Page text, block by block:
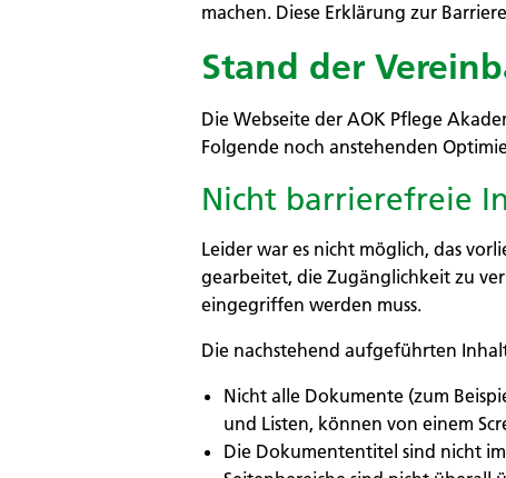
machen. Diese Erklärung zur
Stand der
Die Webseite der AOK Pflege
Folgende noch anstehenden
Nicht barrierefreie
Leider war es nicht möglich, das
gearbeitet, die Zugänglichkeit zu
eingegriffen werden muss.
Die nachstehend aufgeführten
Nicht alle Dokumente (zum
und Listen, können von einem
Die Dokumententitel sind nicht